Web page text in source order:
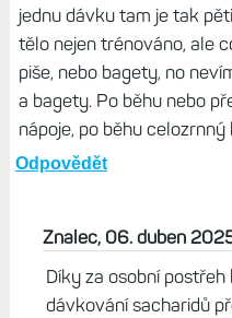
jednu dávku tam je tak
tělo nejen trénováno, ale
piše, nebo bagety, no
a bagety. Po běhu nebo
nápoje, po běhu
Odpovědět
Znalec, 06. duben
Díky za osobní
dávkování sacharidů